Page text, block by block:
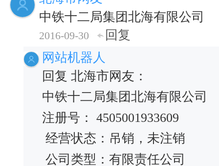
中铁十二局集团北海有限公司
2016-09-30
回复
网站机器人
回复 北海市网友：
中铁十二局集团北海有限公司
注册号： 4505001933609
经营状态：吊销，未注销
公司类型：有限责任公司